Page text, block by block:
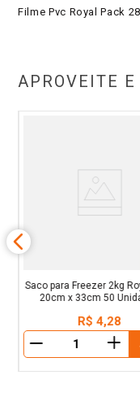
Filme Pvc Royal Pack
APROVEITE
Saco para Freezer 2kg
20cm x 33cm 50
R$ 4,28
＋